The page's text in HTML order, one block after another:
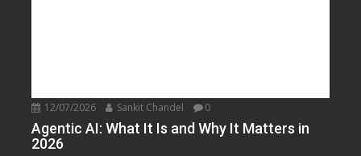
12/07/2026 Sankit Chandel 0
Agentic AI: What It Is and Why It Matters in
2026